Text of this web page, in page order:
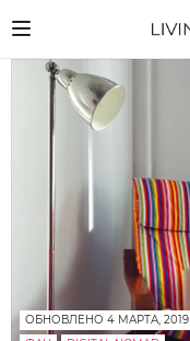
ОБНОВЛЕНО 4 МАРТА, 2019